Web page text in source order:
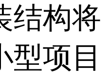
结构将
型项目